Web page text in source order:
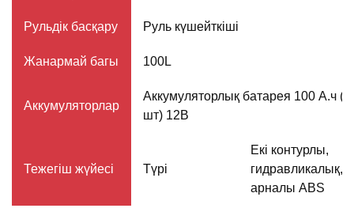
Рульдік басқару Руль күшейткіші
Жанармай багы 100L
Аккумуляторлар
Аккумуляторлық батарея 100 А.ч (2
шт) 12В
Тежегіш жүйесі Түрі
Екі контурлы,
гидравликалық, 4
арналы ABS